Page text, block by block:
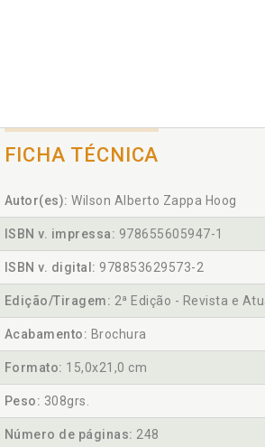
FICHA TÉCNICA
Autor(es): Wilson Alberto Zappa Hoog
ISBN v. impressa: 978655605947-1
ISBN v. digital: 978853629573-2
Edição/Tiragem: 2ª Edição - Revista e
Acabamento: Brochura
Formato: 15,0x21,0 cm
Peso: 308grs.
Número de páginas: 248